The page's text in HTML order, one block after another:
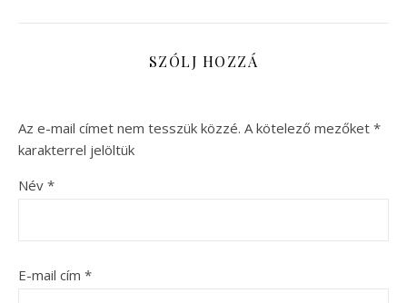
SZÓLJ HOZZÁ
Az e-mail címet nem tesszük közzé. A kötelező mezőket *
karakterrel jelöltük
Név *
E-mail cím *